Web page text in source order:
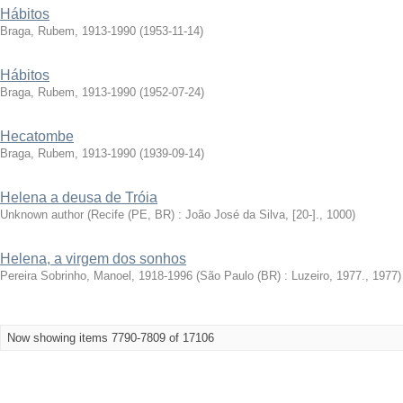
Hábitos
Braga, Rubem, 1913-1990 (1953-11-14)
Hábitos
Braga, Rubem, 1913-1990 (1952-07-24)
Hecatombe
Braga, Rubem, 1913-1990 (1939-09-14)
Helena a deusa de Tróia
Unknown author (Recife (PE, BR) : João José da Silva, [20-]., 1000)
Helena, a virgem dos sonhos
Pereira Sobrinho, Manoel, 1918-1996 (São Paulo (BR) : Luzeiro, 1977., 1977)
Now showing items 7790-7809 of 17106